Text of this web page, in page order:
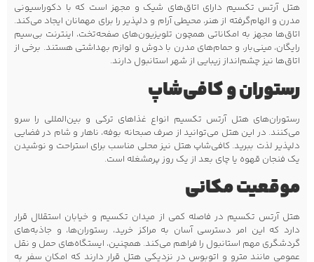
هتل آرتس تکسیم دارای اتاق‌های شیک و مجهز است که با دکوراسیونی
مدرن و الهام‌گرفته از هنر، محیطی آرام و دلپذیر را برای مهمانان ایجاد می‌کند.
اتاق‌ها مجهز به امکاناتی همچون تلویزیون‌های صفحه‌تخت، اینترنت بی‌سیم
رایگان، مینی‌بار، و حمام‌های مدرن با دوش و لوازم بهداشتی هستند. برخی از
اتاق‌ها نیز چشم‌انداز زیبایی از شهر استانبول دارند.
رستوران و کافی‌شاپ
رستوران‌های هتل آرتس تکسیم انواع غذاهای ترکی و بین‌المللی را سرو
می‌کنند. در این هتل می‌توانید از صرف صبحانه بوفه، ناهار و شام در فضایی
دلپذیر لذت ببرید. کافی‌شاپ هتل نیز محلی مناسب برای استراحت و نوشیدن
یک فنجان قهوه یا چای بعد از یک روز پرمشغله است.
موقعیت مکانی
هتل آرتس تکسیم در فاصله کمی از میدان تکسیم و خیابان استقلال قرار
دارد که این امر دسترسی آسان به مراکز خرید، رستوران‌ها، و جاذبه‌های
گردشگری مهم استانبول را فراهم می‌کند. همچنین، ایستگاه‌های حمل و نقل
عمومی مانند مترو و اتوبوس در نزدیکی هتل قرار دارند که امکان سفر به